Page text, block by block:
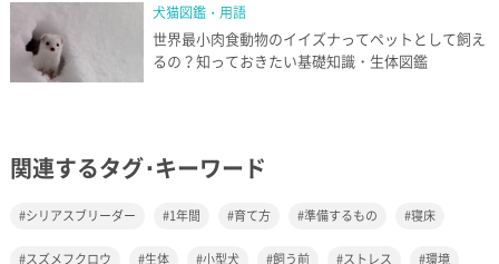
犬猫図鑑・用語
世界最小肉食動物のイイズナってペットとして飼え
るの？知っておきたい基礎知識・生体図鑑
関連するタグ･キーワード
シリアスブリーダー 1年間 育て方 準備するもの 寝床
スズメフクロウ 生体 小型犬 飼う前 ストレス 環境